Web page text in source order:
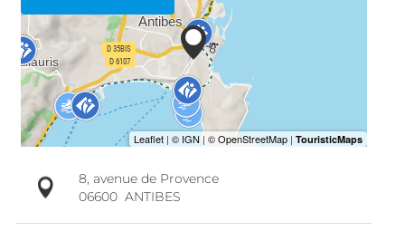
8, avenue de Provence
06600 ANTIBES